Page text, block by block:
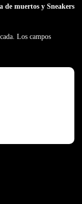
de muertos y Sneakers
Los campos